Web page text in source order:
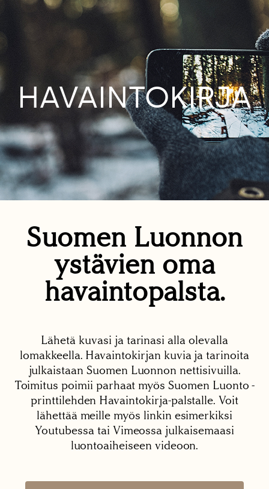
HAVAINTOKIRJA
Suomen Luonnon
ystävien oma
havaintopalsta.
Lähetä kuvasi ja tarinasi alla olevalla
lomakkeella. Havaintokirjan kuvia ja tarinoita
julkaistaan Suomen Luonnon nettisivuilla.
Toimitus poimii parhaat myös Suomen Luonto -
printtilehden Havaintokirja-palstalle. Voit
lähettää meille myös linkin esimerkiksi
Youtubessa tai Vimeossa julkaisemaasi
luontoaiheiseen videoon.